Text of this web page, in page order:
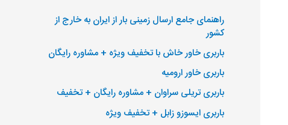
راهنمای جامع ارسال زمینی بار از ایران به خارج از
کشور
باربری خاور خاش با تخفیف ویژه + مشاوره رایگان
باربری خاور ارومیه
باربری تریلی سراوان + مشاوره رایگان + تخفیف
باربری ایسوزو زابل + تخفیف ویژه